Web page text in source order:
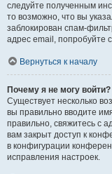
следуйте полученным
то возможно, что вы
заблокирован спам-
адрес email, попробуйте
Вернуться к началу
Почему я не могу войти?
Существует несколько
вы правильно вводите
правильно, свяжитесь с
вам закрыт доступ к
в конфигурации
исправления настроек.